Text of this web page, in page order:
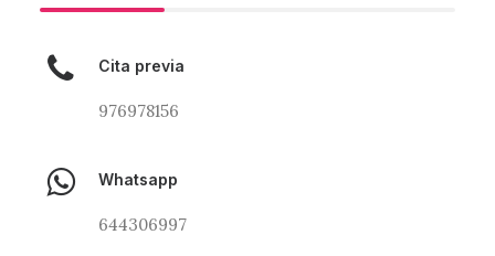
Cita previa
976978156
Whatsapp
644306997